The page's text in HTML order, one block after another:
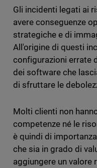
Gli incidenti legati ai
avere conseguenze
strategiche e di
All'origine di questi
configurazioni errate
dei software che
di sfruttare le
Molti clienti non
competenze né le
è quindi di
che sia in grado di
aggiungere un valore